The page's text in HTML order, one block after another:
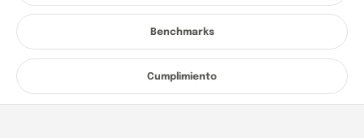
Benchmarks
Cumplimiento